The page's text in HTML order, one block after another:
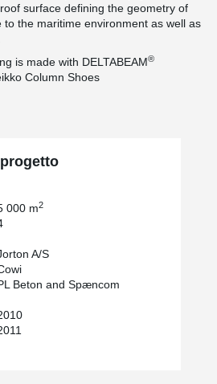
surface defining the geometry of
the maritime environment as well as
is made with DELTABEAM®
Column Shoes
000 m2
A/S
Beton and Spæncom